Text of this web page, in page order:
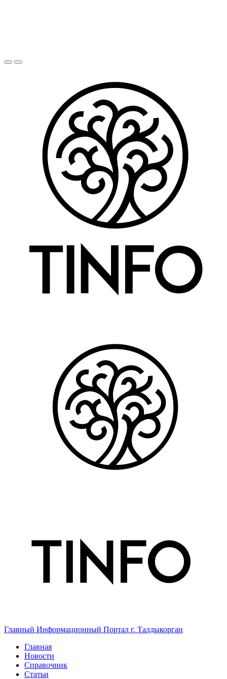
Главный Информационный Портал г. Талдыкорган
Главная
Новости
Справочник
Статьи